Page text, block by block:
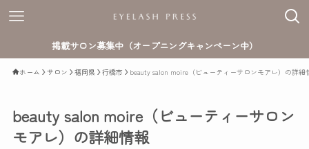
掲載サロン募集中（オープニングキャンペーン中）
ホーム サロン 福岡県 行橋市 beauty salon moire（ビューティーサロンモアレ）の詳細
beauty salon moire（ビューティーサロン
モアレ）の詳細情報